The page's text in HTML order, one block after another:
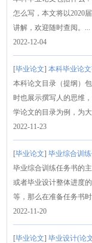
怎么写，本文将以2020
讲解，欢迎随时查阅。...
2022-12-04
[毕业论文]本科毕业论
本科论文目录（提纲）
时也展示撰写人的思维
学论文的目录为例，为
2022-11-23
[毕业论文]毕业综合训
毕业综合训练任务书的
或者毕业设计整体进度
等，那么在准备任务书
2022-11-20
[毕业论文]毕业设计(论